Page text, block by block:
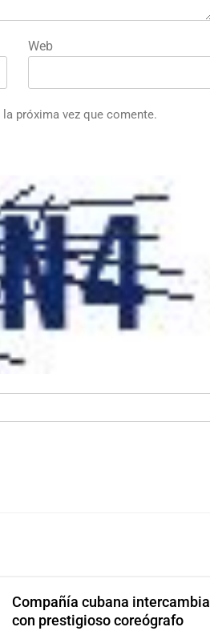
Web
próxima vez que comente.
Compañía cubana intercambia
con prestigioso coreógrafo